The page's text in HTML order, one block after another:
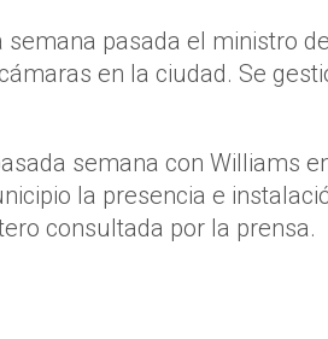
pasada el ministro de
en la ciudad. Se
semana con Williams
la presencia e
consultada por la prensa.